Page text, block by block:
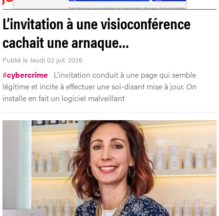
L’invitation à une visioconférence
cachait une arnaque…
Publié le Jeudi 02 juil. 2026
légitime et incite à effectuer une soi-disant mise à jour. On
installe en fait un logiciel malveillant